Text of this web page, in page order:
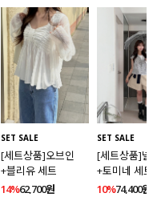
SET SALE
[세트상품]오브인
+블리유 세트
14%62,700원
SET SALE
[세트상품]넬
+토미네 세트
10%74,400원